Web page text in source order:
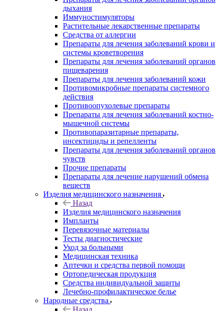
дыхания
Иммуностимуляторы
Растительные лекарственные препараты
Средства от аллергии
Препараты для лечения заболеваний крови и
системы кроветворения
Препараты для лечения заболеваний органов
пищеварения
Препараты для лечения заболеваний кожи
Противомикробные препараты системного
действия
Противоопухолевые препараты
Препараты для лечения заболеваний костно-
мышечной системы
Противопаразитарные препараты,
инсектициды и репелленты
Препараты для лечения заболеваний органов
чувств
Прочие препараты
Препараты для лечение нарушений обмена
веществ
Изделия медицинского назначения
Назад
Изделия медицинского назначения
Импланты
Перевязочные материалы
Тесты диагностические
Уход за больными
Медицинская техника
Аптечки и средства первой помощи
Ортопедическая продукция
Средства индивидуальной защиты
Лечебно-профилактическое белье
Народные средства
Назад